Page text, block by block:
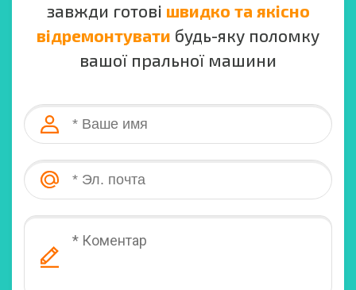
завжди готові швидко та якісно
відремонтувати будь-яку поломку
вашої пральної машини